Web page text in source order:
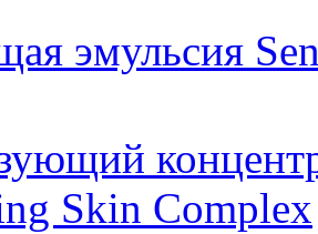
эмульсия
Skin Complex